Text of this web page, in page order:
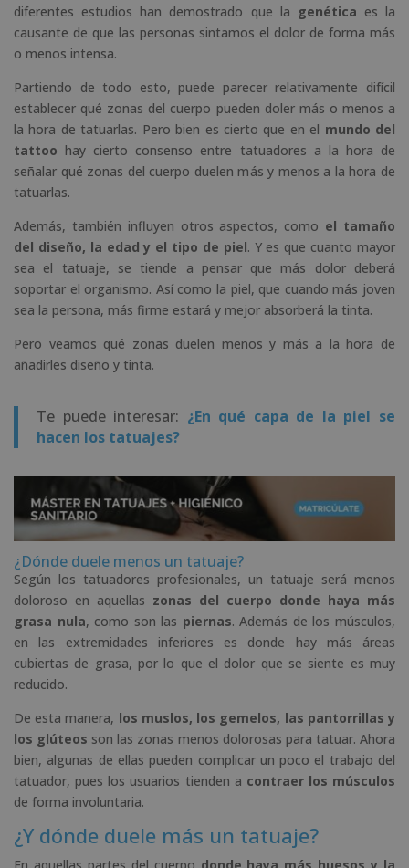
diferentes estudios han demostrado que la genética es la
causante de que las personas sintamos el dolor de forma más
o menos intensa.
Partiendo de todo esto, puede parecer relativamente difícil
establecer qué zonas del cuerpo pueden doler más o menos a
la hora de tatuarlas. Pero bien es cierto que en el mundo del
tattoo hay cierto consenso entre tatuadores a la hora de
señalar qué zonas del cuerpo duelen más y menos a la hora de
tatuarlas.
Además, también influyen otros aspectos, como el tamaño
del diseño, la edad y el tipo de piel. Y es que cuanto mayor
sea el tatuaje, se tiende a pensar que más dolor deberá
soportar el organismo. Así como la piel, que cuando más joven
sea la persona, más firme estará y mejor absorberá la tinta.
Pero veamos qué zonas duelen menos y más a la hora de
añadirles diseño y tinta.
Te puede interesar: ¿En qué capa de la piel se
hacen los tatuajes?
¿Dónde duele menos un tatuaje?
Según los tatuadores profesionales, un tatuaje será menos
doloroso en aquellas zonas del cuerpo donde haya más
grasa nula, como son las piernas. Además de los músculos,
en las extremidades inferiores es donde hay más áreas
cubiertas de grasa, por lo que el dolor que se siente es muy
reducido.
De esta manera, los muslos, los gemelos, las pantorrillas y
los glúteos son las zonas menos dolorosas para tatuar. Ahora
bien, algunas de ellas pueden complicar un poco el trabajo del
tatuador, pues los usuarios tienden a contraer los músculos
de forma involuntaria.
¿Y dónde duele más un tatuaje?